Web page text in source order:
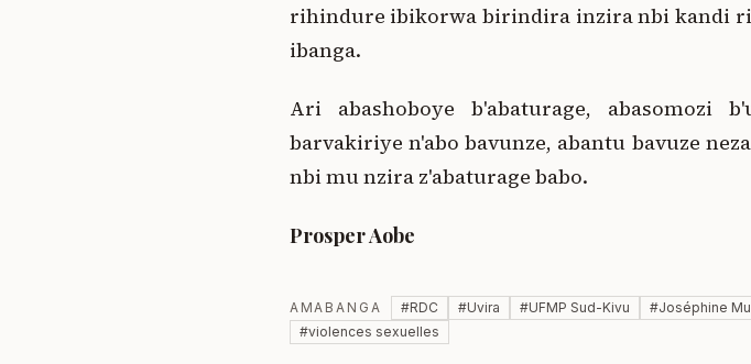
rihindure ibikorwa birindira inzira nbi kandi
ibanga.
Ari abashoboye b'abaturage, abasomozi
barvakiriye n'abo bavunze, abantu bavuze
nbi mu nzira z'abaturage babo.
Prosper Aobe
AMABANGA #RDC #Uvira #UFMP Sud-Kivu #Joséphine
#violences sexuelles